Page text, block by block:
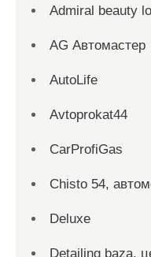
Admiral beauty
AG Автомастер
AutoLife
Avtoprokat44
CarProfiGas
Chisto 54,
Deluxe
Detailing baza,